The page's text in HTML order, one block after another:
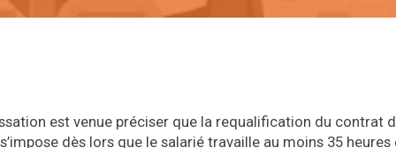
est venue préciser que la requalification du contrat
dès lors que le salarié travaille au moins 35 heures